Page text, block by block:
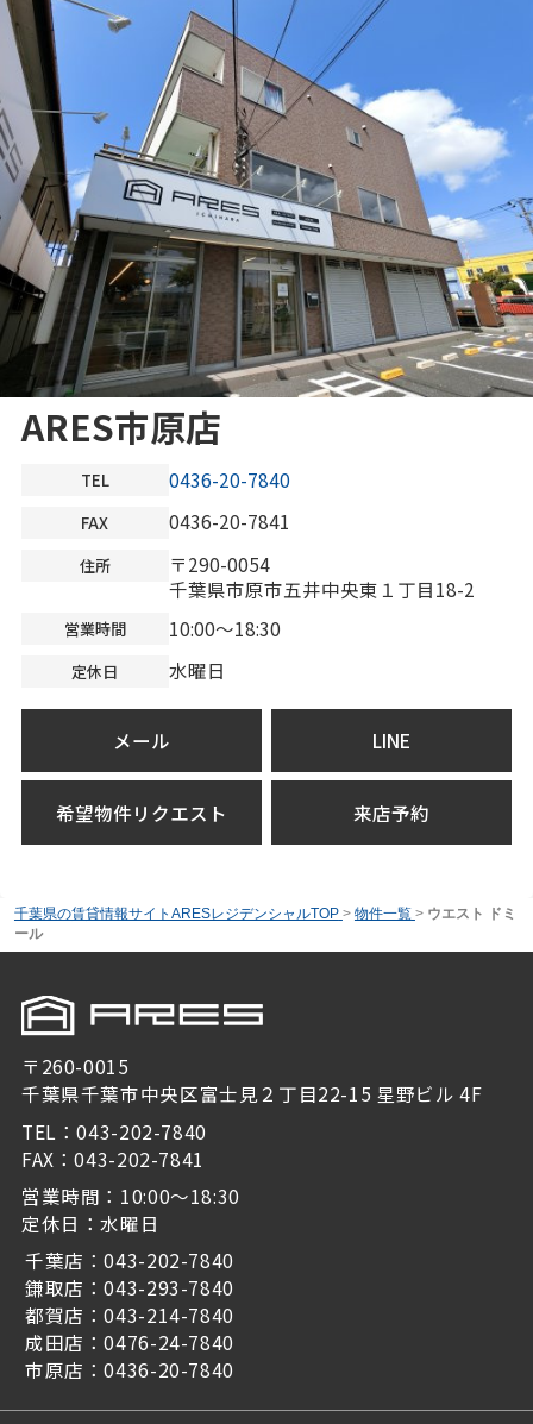
ARES市原店
TEL 0436-20-7840
FAX 0436-20-7841
住所
〒290-0054
千葉県市原市五井中央東１丁目18-2
営業時間 10:00～18:30
定休日 水曜日
メール LINE
希望物件リクエスト 来店予約
千葉県の賃貸情報サイトARESレジデンシャルTOP > 物件一覧 > ウエスト ドミ
ール
〒260-0015
千葉県千葉市中央区富士見２丁目22-15 星野ビル 4F
TEL：043-202-7840
FAX：043-202-7841
営業時間：10:00～18:30
定休日：水曜日
千葉店：043-202-7840
鎌取店：043-293-7840
都賀店：043-214-7840
成田店：0476-24-7840
市原店：0436-20-7840